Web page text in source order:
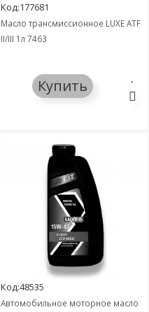
Код:177681
Масло трансмиссионное LUXE ATF
II/III 1л 7463
Купить
Код:48535
Автомобильное моторное масло